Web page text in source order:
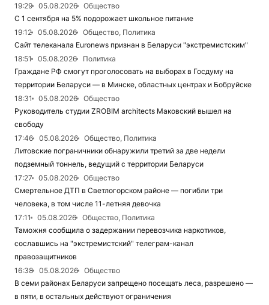
19:29
05.08.2026
Общество
С 1 сентября на 5% подорожает школьное питание
19:12
05.08.2026
Общество, Политика
Сайт телеканала Euronews признан в Беларуси "экстремистским"
18:51
05.08.2026
Политика
Граждане РФ смогут проголосовать на выборах в Госдуму на
территории Беларуси — в Минске, областных центрах и Бобруйске
18:31
05.08.2026
Общество
Руководитель студии ZROBIM architects Маковский вышел на
свободу
17:46
05.08.2026
Общество, Политика
Литовские пограничники обнаружили третий за две недели
подземный тоннель, ведущий с территории Беларуси
17:27
05.08.2026
Общество
Смертельное ДТП в Светлогорском районе — погибли три
человека, в том числе 11-летняя девочка
17:11
05.08.2026
Общество, Политика
Таможня сообщила о задержании перевозчика наркотиков,
сославшись на "экстремистский" телеграм-канал
правозащитников
16:38
05.08.2026
Общество
В семи районах Беларуси запрещено посещать леса, разрешено —
в пяти, в остальных действуют ограничения